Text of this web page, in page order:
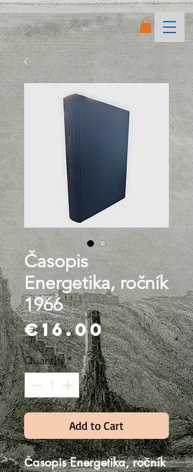
Časopis
Energetika, ročník
1966
€16.00Price
Quantity*
Add to Cart
Časopis Energetika, ročník